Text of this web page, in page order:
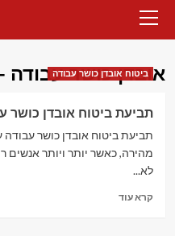
Menu
אובדן כושר עבודה
ביטוח אובדן כושר עבודה
תביעת ביטוח אובדן כושר
תביעת ביטוח אובדן כושר
מהירה, כאשר יותר ויותר אנשים
לא...
קרא עודRead